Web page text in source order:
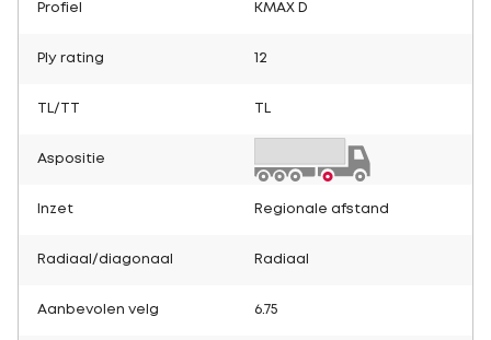
Profiel KMAX D
Ply rating 12
TL/TT
Aspositie
Inzet Regionale afstand
Radiaal/diagonaal Radiaal
Aanbevolen velg 6.75